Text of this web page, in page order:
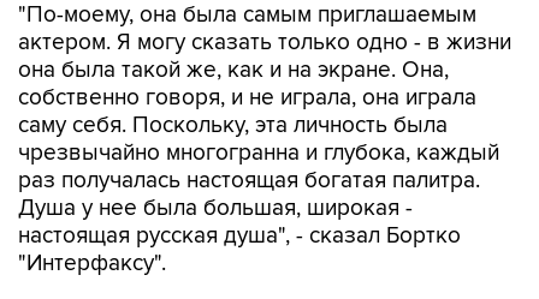
"По-моему, она была самым приглашаемым
актером. Я могу сказать только одно - в жизни
она была такой же, как и на экране. Она,
собственно говоря, и не играла, она играла
саму себя. Поскольку, эта личность была
чрезвычайно многогранна и глубока, каждый
раз получалась настоящая богатая палитра.
Душа у нее была большая, широкая -
настоящая русская душа", - сказал Бортко
"Интерфаксу".